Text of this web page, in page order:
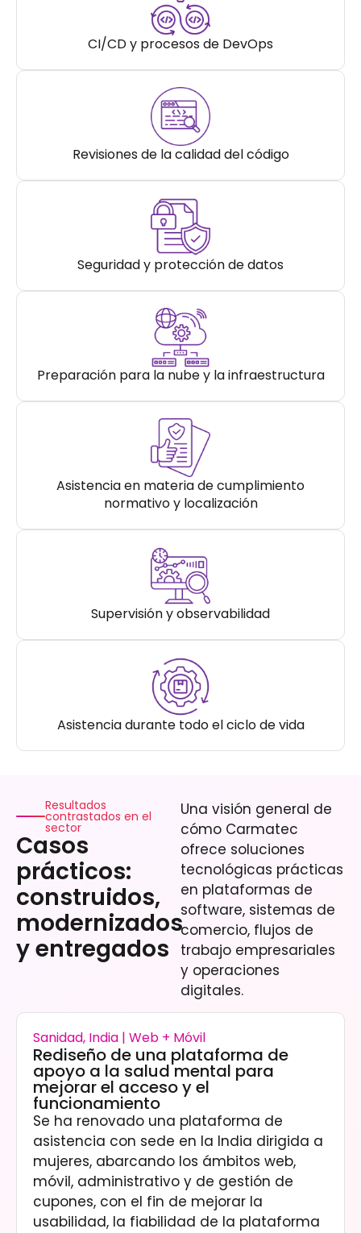
CI/CD y procesos de DevOps
Revisiones de la calidad del código
Seguridad y protección de datos
Preparación para la nube y la infraestructura
Asistencia en materia de cumplimiento
normativo y localización
Supervisión y observabilidad
Asistencia durante todo el ciclo de vida
Resultados
contrastados en el
sector
Casos
prácticos:
construidos,
modernizados
y entregados
Una visión general de
cómo Carmatec
ofrece soluciones
tecnológicas prácticas
en plataformas de
software, sistemas de
comercio, flujos de
trabajo empresariales
y operaciones
digitales.
Sanidad, India | Web + Móvil
Rediseño de una plataforma de
apoyo a la salud mental para
mejorar el acceso y el
funcionamiento
Se ha renovado una plataforma de
asistencia con sede en la India dirigida a
mujeres, abarcando los ámbitos web,
móvil, administrativo y de gestión de
cupones, con el fin de mejorar la
usabilidad, la fiabilidad de la plataforma